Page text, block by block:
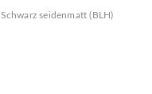
Schwarz seidenmatt (BLH)